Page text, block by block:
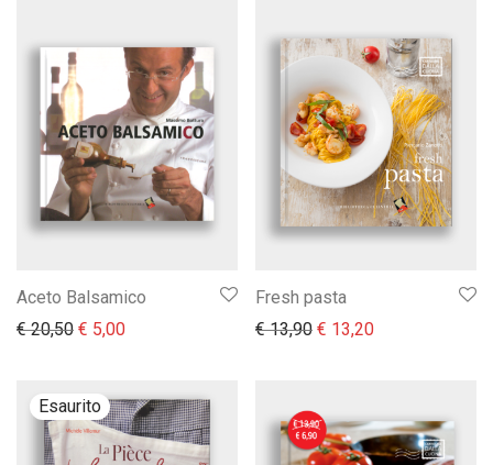
Aceto Balsamico
€20,50 Il prezzo originale era: € 20,50.
€ 5,00Il prezzo attuale è: € 5,00.
Fresh pasta
€13,90 Il prezzo originale era:
€ 13,20Il prezzo